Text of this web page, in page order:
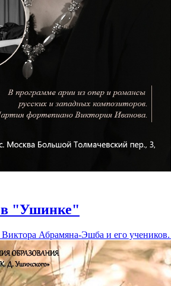
в "Ушинке"
Абрамяна-Эшба и его учеников.